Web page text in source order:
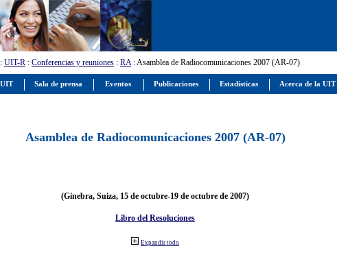
: UIT-R : Conferencias y reuniones : RA: Asamblea de Radiocomunicaciones 2007 (AR-07)
Asamblea de Radiocomunicaciones 2007 (AR-07)
(Ginebra, Suiza, 15 de octubre-19 de octubre de 2007)
Libro del Resoluciones
Expandir todo
UIT Sala de prensa Eventos Publicaciones Estadísticas Acerca de la UIT